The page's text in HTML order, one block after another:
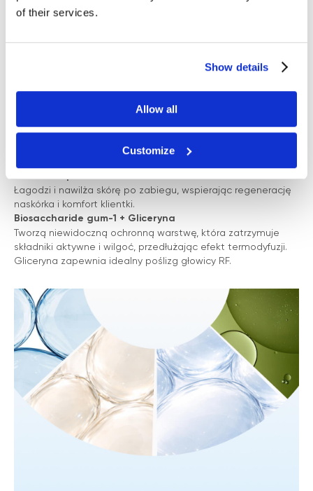
of their services.
Show details
Allow all
Customize
Ekstrakt z korzenia lukrecji
Tworzy naturalną tarczę ochronną, ograniczając stres
odżywienie skóry. Uzupełnia działanie lukrecji, wzmacniając
ochronę komórek przed stresem termicznym.
Wspiera metabolizm fibroblastów stymulowanych falą
radiową, pomaga w utrzymaniu zdrowej bariery ochronnej
Łagodzi i nawilża skórę po zabiegu, wspierając regenerację
naskórka i komfort klientki.
Biosaccharide gum-1 + Gliceryna
Tworzą niewidoczną ochronną warstwę, która zatrzymuje
składniki aktywne i wilgoć, przedłużając efekt termodyfuzji.
Gliceryna zapewnia idealny poślizg głowicy RF.